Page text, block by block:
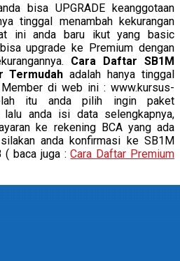
bisa UPGRADE keanggotaan
tinggal menambah kekurangan
ini anda baru ikut yang basic
upgrade ke Premium dengan
Cara Daftar SB1M
Termudah adalah hanya tinggal
di web ini : www.kursus-
itu anda pilih ingin paket
lalu anda isi data selengkapnya,
ke rekening BCA yang ada
anda konfirmasi ke SB1M
( baca juga :Cara Daftar Premium